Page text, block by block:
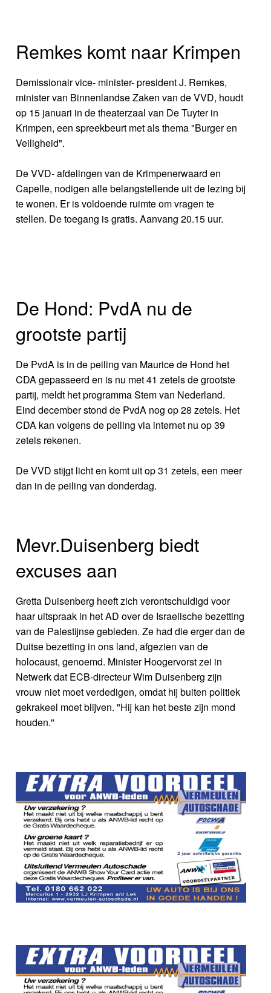
Remkes komt naar Krimpen
Demissionair vice- minister- president J. Remkes,
minister van Binnenlandse Zaken van de VVD, houdt
op 15 januari in de theaterzaal van De Tuyter in
Krimpen, een spreekbeurt met als thema "Burger en
Veiligheid".
De VVD- afdelingen van de Krimpenerwaard en
Capelle, nodigen alle belangstellende uit de lezing bij
te wonen. Er is voldoende ruimte om vragen te
stellen. De toegang is gratis. Aanvang 20.15 uur.
De Hond: PvdA nu de
grootste partij
De PvdA is in de peiling van Maurice de Hond het
CDA gepasseerd en is nu met 41 zetels de grootste
partij, meldt het programma Stem van Nederland.
Eind december stond de PvdA nog op 28 zetels. Het
CDA kan volgens de peiling via internet nu op 39
zetels rekenen.
De VVD stijgt licht en komt uit op 31 zetels, een meer
dan in de peiling van donderdag.
Mevr.Duisenberg biedt
excuses aan
Gretta Duisenberg heeft zich verontschuldigd voor
haar uitspraak in het AD over de Israelische bezetting
van de Palestijnse gebieden. Ze had die erger dan de
Duitse bezetting in ons land, afgezien van de
holocaust, genoemd. Minister Hoogervorst zei in
Netwerk dat ECB-directeur Wim Duisenberg zijn
vrouw niet moet verdedigen, omdat hij buiten politiek
gekrakeel moet blijven. "Hij kan het beste zijn mond
houden."